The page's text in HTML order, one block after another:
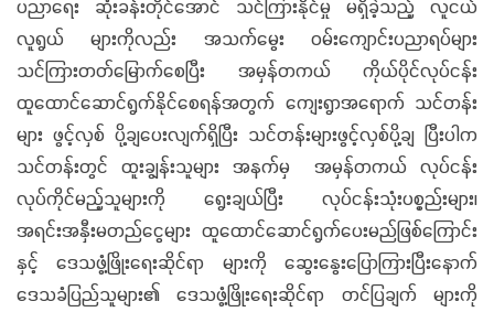
ပညာရေး ဆုံးခန်းတိုင်အောင် သင်ကြားနိုင်မှု မရှိခဲ့သည့် လူငယ်
လူရွယ် များကိုလည်း အသက်မွေး ဝမ်းကျောင်းပညာရပ်များ
သင်ကြားတတ်မြောက်စေပြီး အမှန်တကယ် ကိုယ်ပိုင်လုပ်ငန်း
ထူထောင်ဆောင်ရွက်နိုင်စေရန်အတွက် ကျေးရွာအရောက် သင်တန်း
များ ဖွင့်လှစ် ပို့ချပေးလျက်ရှိပြီး သင်တန်းများဖွင့်လှစ်ပို့ချ ပြီးပါက
သင်တန်းတွင် ထူးချွန်းသူများ အနက်မှ အမှန်တကယ် လုပ်ငန်း
လုပ်ကိုင်မည့်သူများကို ရွေးချယ်ပြီး လုပ်ငန်းသုံးပစ္စည်းများ၊
အရင်းအနှီးမတည်ငွေများ ထူထောင်ဆောင်ရွက်ပေးမည်ဖြစ်ကြောင်း
နှင့် ဒေသဖွံ့ဖြိုးရေးဆိုင်ရာ များကို ဆွေးနွေးပြောကြားပြီးနောက်
ဒေသခံပြည်သူများ၏ ဒေသဖွံ့ဖြိုးရေးဆိုင်ရာ တင်ပြချက် များကို